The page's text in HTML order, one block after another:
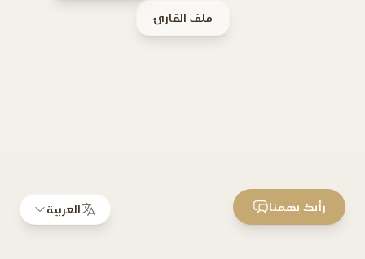
ملف القارئ
العربية رأيك يهمنا